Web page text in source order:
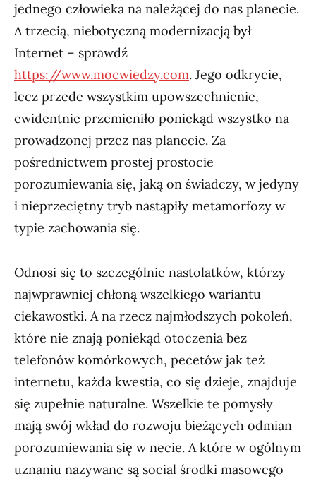
jednego człowieka na należącej do nas planecie.
A trzecią, niebotyczną modernizacją był
Internet – sprawdź
https://www.mocwiedzy.com. Jego odkrycie,
lecz przede wszystkim upowszechnienie,
ewidentnie przemieniło poniekąd wszystko na
prowadzonej przez nas planecie. Za
pośrednictwem prostej prostocie
porozumiewania się, jaką on świadczy, w jedyny
i nieprzeciętny tryb nastąpiły metamorfozy w
typie zachowania się.
Odnosi się to szczególnie nastolatków, którzy
najwprawniej chłoną wszelkiego wariantu
ciekawostki. A na rzecz najmłodszych pokoleń,
które nie znają poniekąd otoczenia bez
telefonów komórkowych, pecetów jak też
internetu, każda kwestia, co się dzieje, znajduje
się zupełnie naturalne. Wszelkie te pomysły
mają swój wkład do rozwoju bieżących odmian
porozumiewania się w necie. A które w ogólnym
uznaniu nazywane są social środki masowego